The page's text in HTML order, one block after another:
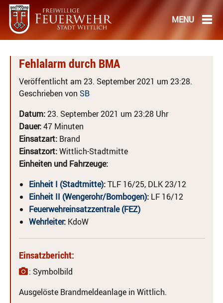
Fehlalarm durch BMA
Veröffentlicht am 23. September 2021 um 23:28.
Geschrieben von SB
Datum:23. September 2021 um 23:28 Uhr
Dauer:47 Minuten
Einsatzart: Brand
Einsatzort:Wittlich-Stadtmitte
Einheiten und Fahrzeuge:
Einheit I (Stadtmitte):TLF 16/25, DLK 23/12
Einheit II (Wengerohr/Bombogen): LF 16/12
Feuerwehreinsatzzentrale (FEZ)
Wehrleiter: KdoW
Einsatzbericht:
: Symbolbild
Ausgelöste Brandmeldeanlage in Wittlich.